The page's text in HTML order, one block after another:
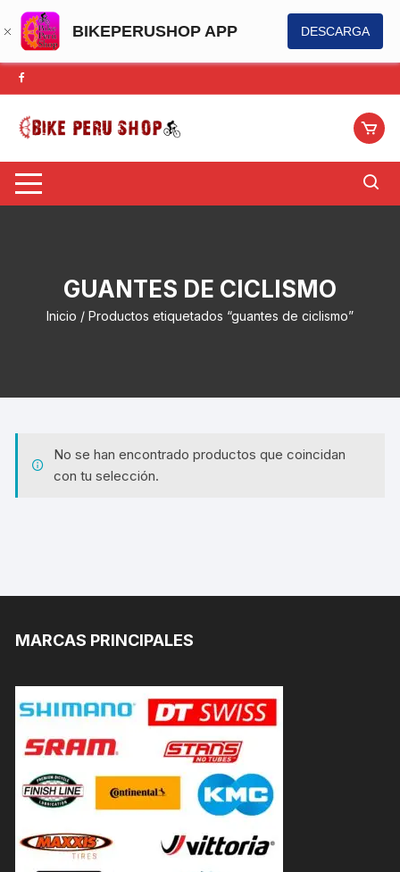
BIKEPERUSHOP APP DESCARGA
Saltar
al
contenido
GUANTES DE CICLISMO
Inicio / Productos etiquetados “guantes de ciclismo”
No se han encontrado productos que coincidan
con tu selección.
MARCAS PRINCIPALES